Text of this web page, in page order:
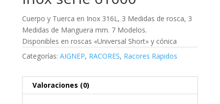
Cuerpo y Tuerca en Inox 316L, 3 Medidas de rosca, 3
Medidas de Manguera mm. 7 Modelos.
Disponibles en roscas «Universal Short» y cónica
Categorías: AIGNEP, RACORES, Racores Rapidos
Valoraciones (0)